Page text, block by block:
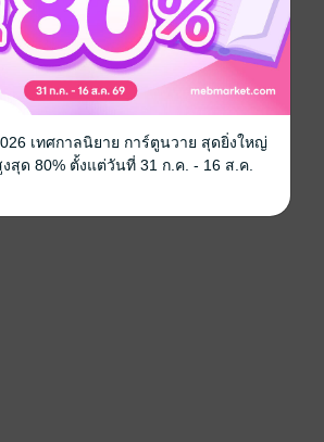
เทศกาลนิยาย การ์ตูนวาย สุดยิ่งใหญ่
สุด 80% ตั้งแต่วันที่ 31 ก.ค. - 16 ส.ค.